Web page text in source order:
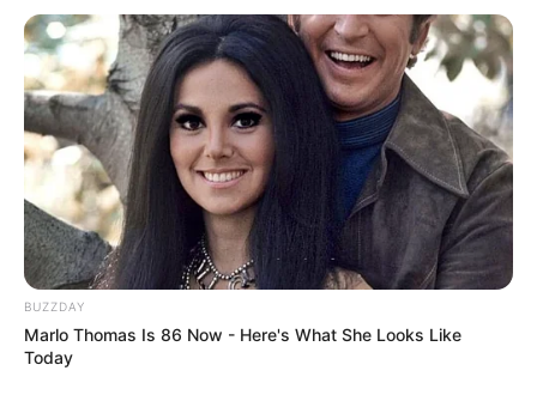
BUZZDAY
Marlo Thomas Is 86 Now - Here's What She Looks Like
Today